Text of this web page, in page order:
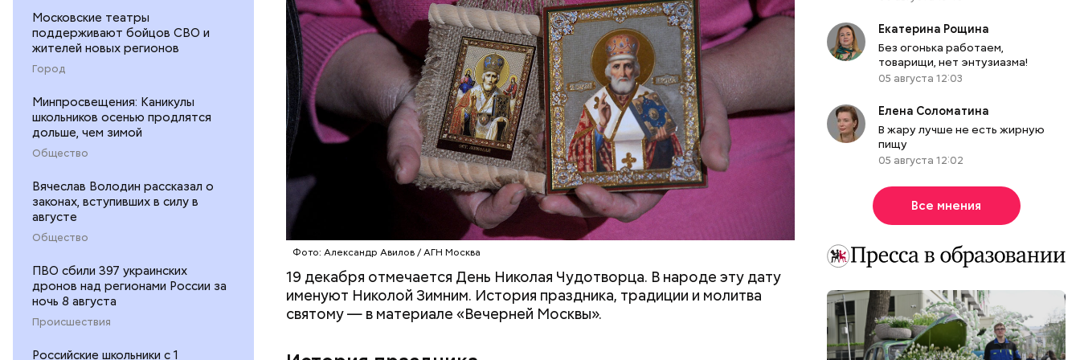
Московские театры
поддерживают бойцов СВО и
жителей новых регионов
Город
Минпросвещения: Каникулы
школьников осенью продлятся
дольше, чем зимой
Общество
Вячеслав Володин рассказал о
законах, вступивших в силу в
августе
Общество
ПВО сбили 397 украинских
дронов над регионами России за
ночь 8 августа
Происшествия
Российские школьники с 1
Фото: Александр Авилов / АГН Москва
19 декабря отмечается День Николая Чудотворца. В народе эту дату
именуют Николой Зимним. История праздника, традиции и молитва
святому — в материале «Вечерней Москвы».
1 кг баклажанов;
600 г помидоров;
300 г моркови;
200 г шпината;
100 г салата лиственного;
200 г репчатого лука;
100 г муки;
100 г растительного масла;
зелень петрушки и укропа.
Екатерина Рощина
Без огонька работаем,
товарищи, нет энтузиазма!
05 августа 12:03
Елена Соломатина
В жару лучше не есть жирную
пищу
05 августа 12:02
Все мнения